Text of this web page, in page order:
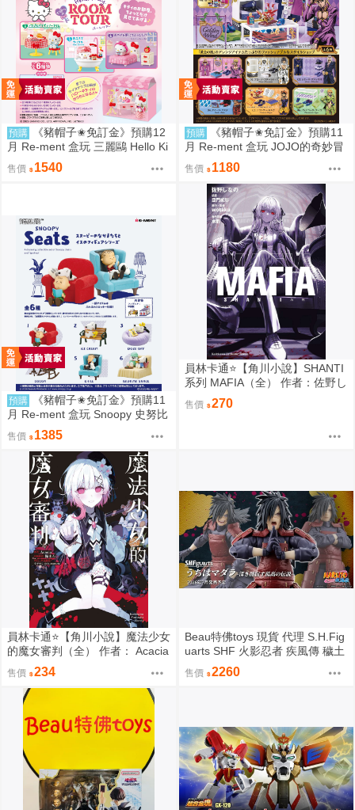
預購
《豬帽子✬免訂金》預購12
月 Re-ment 盒玩 三麗鷗 Hello Ki
tty 秘密房間之旅 中盒6入 0816
售價 1540
預購
《豬帽子✬免訂金》預購11
月 Re-ment 盒玩 JOJO的奇妙冒
險 服裝精品店 黃金之風 中盒6入
0816
售價 1180
預購
《豬帽子✬免訂金》預購11
月 Re-ment 盒玩 Snoopy 史努比
悠閒座椅場景 中盒6入 0816
售價 1385
員林卡通⭐️【角川小說】SHANTI
系列 MAFIA（全） 作者：佐野し
なの (附尼采書套)
售價 270
員林卡通⭐️【角川小說】魔法少女
的魔女審判（全） 作者： Acacia
(附尼采書套)
售價 234
Beau特佛toys 現貨 代理 S.H.Fig
uarts SHF 火影忍者 疾風傳 穢土
轉身 宇智波斑 0209
售價 2260